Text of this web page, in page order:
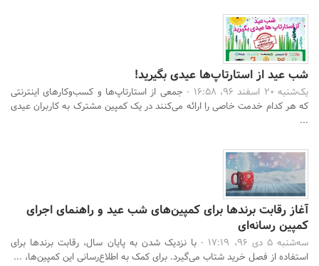
شب عید از استارتاپ‌ها عیدی بگیرید!
یک‌شنبه 20 اسفند 96، 16:58 -
جمعی از استارتاپ‌ها و کسب‌و‌کارهای اینترنتی
که هر کدام خدمت خاصی را ارائه می‌کنند در یک کمپین مشترک به کاربران عیدی
...
آغاز رقابت برندها برای کمپین‌های شب عید و راهنمای اجرای
کمپین رسانه‌ای
سه‌شنبه 5 دی 96، 17:19 -
با نزدیک شدن به پایان سال، رقابت برندها برای
استفاده از فصل خرید شتاب می‌گیرد. برای کمک به اطلاع‌رسانی این کمپین‌ها، ...